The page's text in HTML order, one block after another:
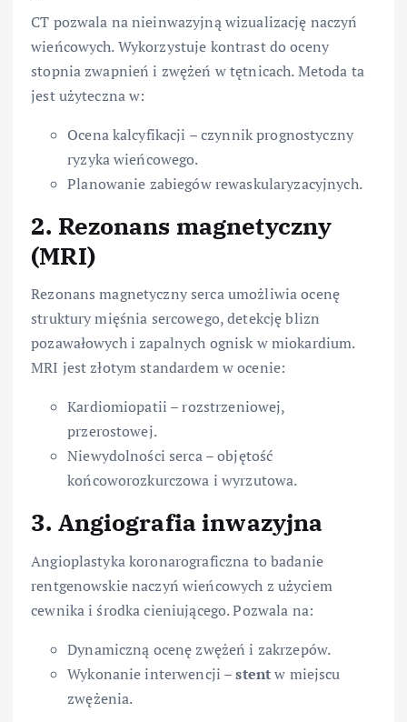
CT pozwala na nieinwazyjną wizualizację naczyń
wieńcowych. Wykorzystuje kontrast do oceny
stopnia zwapnień i zwężeń w tętnicach. Metoda ta
jest użyteczna w:
Ocena kalcyfikacji – czynnik prognostyczny
ryzyka wieńcowego.
Planowanie zabiegów rewaskularyzacyjnych.
2. Rezonans magnetyczny
(MRI)
Rezonans magnetyczny serca umożliwia ocenę
struktury mięśnia sercowego, detekcję blizn
pozawałowych i zapalnych ognisk w miokardium.
MRI jest złotym standardem w ocenie:
Kardiomiopatii – rozstrzeniowej,
przerostowej.
Niewydolności serca – objętość
końcoworozkurczowa i wyrzutowa.
3. Angiografia inwazyjna
Angioplastyka koronarograficzna to badanie
rentgenowskie naczyń wieńcowych z użyciem
cewnika i środka cieniującego. Pozwala na:
Dynamiczną ocenę zwężeń i zakrzepów.
Wykonanie interwencji –stentw miejscu
zwężenia.